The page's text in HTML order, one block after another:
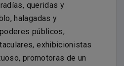
queridas y
halagadas y
públicos,
exhibicionistas
promotoras de un